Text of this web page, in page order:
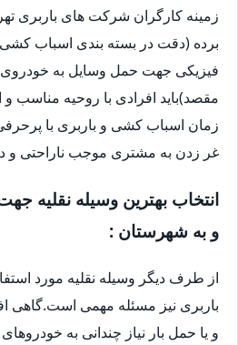
زمینه کارگران شرکت های باربری
برده (دقت در بسته بندی اسباب
فیزیکی جهت حمل وسایل به خودروی
مقصد)باید افرادی با روحیه مناسب و
زمان اسباب کشی و باربری با
غر زدن به مشتری موجب ناراحتی و
انتخاب بهترین وسیله نقلیه
و به شهرستان :
از طرف دیگر وسیله نقلیه مورد
باربری نیز مسئله مهمی است.گاهی
و یا حمل بار نیاز چندانی به